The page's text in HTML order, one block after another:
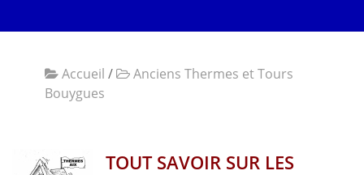
Accueil /
Anciens Thermes et Tours
Bouygues
TOUT SAVOIR SUR LES